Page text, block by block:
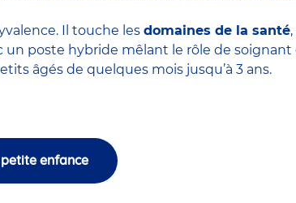
Il touche les domaines de la santé
un poste hybride mêlant le rôle de soignant
âgés de quelques mois jusqu’à 3 ans.
enfance